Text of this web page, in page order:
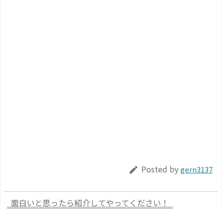
 Posted bygern3137
面白いと思ったら紹介してやってください！